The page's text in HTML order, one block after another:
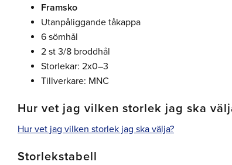
Framsko
Utanpåliggande tåkappa
6 sömhål
2 st 3/8 broddhål
Storlekar: 2x0–3
Tillverkare: MNC
Hur vet jag vilken storlek jag ska
Hur vet jag vilken storlek jag ska välja?
Storlekstabell